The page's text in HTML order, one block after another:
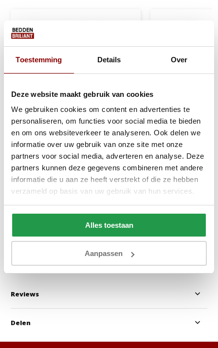
Toestemming Details Over
Deze website maakt gebruik van cookies
We gebruiken cookies om content en advertenties te
personaliseren, om functies voor social media te bieden
en om ons websiteverkeer te analyseren. Ook delen we
informatie over uw gebruik van onze site met onze
partners voor social media, adverteren en analyse. Deze
partners kunnen deze gegevens combineren met andere
informatie die u aan ze heeft verstrekt of die ze hebben
verzameld op basis van uw gebruik van hun services.
Alles toestaan
Aanpassen
Jersey Topper Hoeslaken
Topper Antraciet
Dubbel Jersey
Hoeslaken
Reviews
Delen